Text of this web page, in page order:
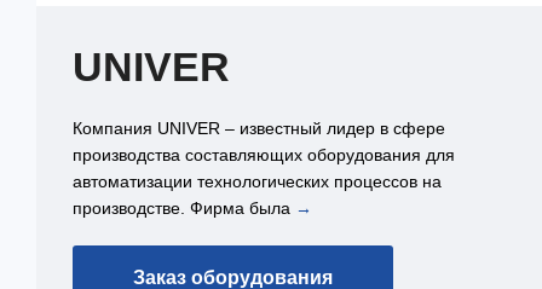
UNIVER
Компания UNIVER – известный лидер в сфере
производства составляющих оборудования для
автоматизации технологических процессов на
производстве. Фирма была →
Заказ оборудования